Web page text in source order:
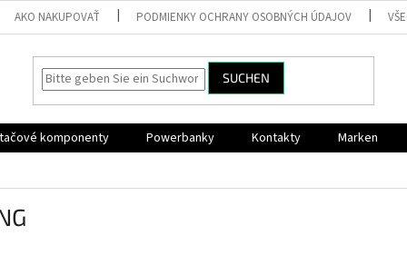
AKO NAKUPOVAŤ PODMIENKY OCHRANY OSOBNÝCH ÚDAJOV
SUCHEN
komponenty Powerbanky Kontakty
Marken